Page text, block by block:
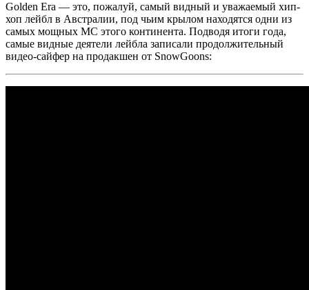
Golden Era — это, пожалуй, самый видный и уважаемый хип-
хоп лейбл в Австралии, под чьим крылом находятся одни из
самых мощных МС этого континента. Подводя итоги года,
самые видные деятели лейбла записали продолжительный
видео-сайфер на продакшен от SnowGoons: